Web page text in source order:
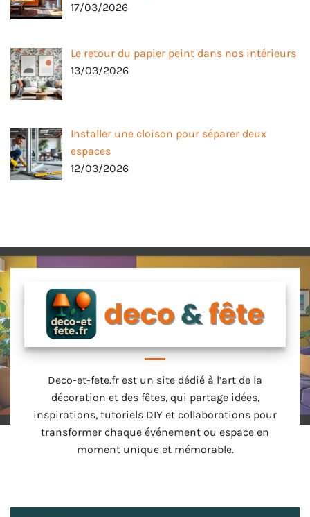
17/03/2026
Le retour du papier peint dans nos intérieurs
13/03/2026
Installer une cloison pour séparer deux
espaces
12/03/2026
Deco-et-fete.fr est un site dédié à l’art de la
décoration et des fêtes, qui partage idées,
inspirations, tutoriels DIY et collaborations pour
transformer chaque événement ou espace en
moment unique et mémorable.